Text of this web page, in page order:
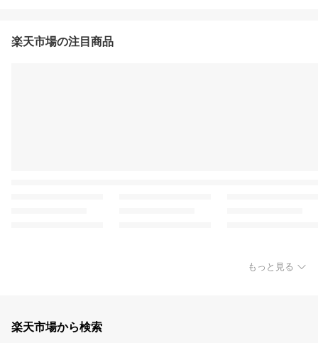
楽天市場の注目商品
もっと見る
楽天市場から検索